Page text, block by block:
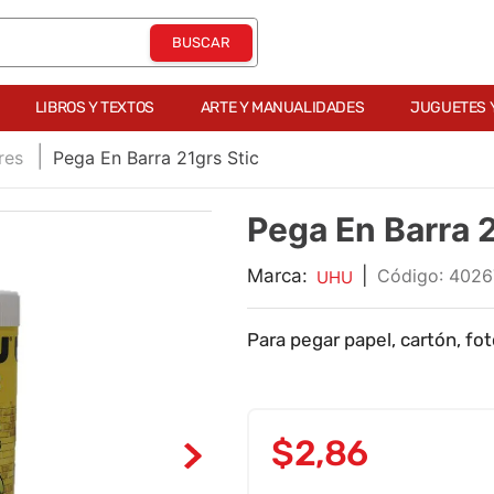
LIBROS Y TEXTOS ARTE Y MANUALIDADES JUGUETES
Pega En Barra 21grs Stic
Pega En Barra
Marca: UHU :
Para pegar papel, cartón,
$2,86